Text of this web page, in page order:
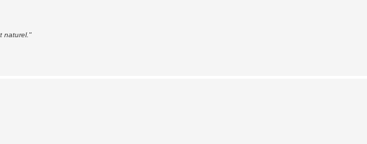
naturel."